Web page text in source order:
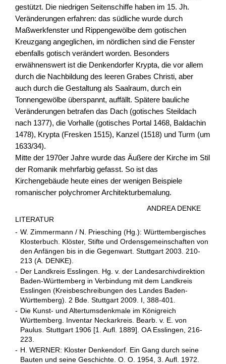
gestützt. Die niedrigen Seitenschiffe haben im 15. Jh.
Veränderungen erfahren: das südliche wurde durch
Maßwerkfenster und Rippengewölbe dem gotischen
Kreuzgang angeglichen, im nördlichen sind die Fenster
ebenfalls gotisch verändert worden. Besonders
erwähnenswert ist die Denkendorfer Krypta, die vor allem
durch die Nachbildung des leeren Grabes Christi, aber
auch durch die Gestaltung als Saalraum, durch ein
Tonnengewölbe überspannt, auffällt. Spätere bauliche
Veränderungen betrafen das Dach (gotisches Steildach
nach 1377), die Vorhalle (gotisches Portal 1468, Baldachin
1478), Krypta (Fresken 1515), Kanzel (1518) und Turm (um
1633/34).
Mitte der 1970er Jahre wurde das Äußere der Kirche im Stil
der Romanik mehrfarbig gefasst. So ist das
Kirchengebäude heute eines der wenigen Beispiele
romanischer polychromer Architekturbemalung.
ANDREA DENKE
LITERATUR
- W. Zimmermann / N. Priesching (Hg.): Württembergisches
Klosterbuch. Klöster, Stifte und Ordensgemeinschaften von
den Anfängen bis in die Gegenwart. Stuttgart 2003. 210-
213 (A. DENKE).
- Der Landkreis Esslingen. Hg. v. der Landesarchivdirektion
Baden-Württemberg in Verbindung mit dem Landkreis
Esslingen (Kreisbeschreibungen des Landes Baden-
Württemberg). 2 Bde. Stuttgart 2009. I, 388-401.
- Die Kunst- und Altertumsdenkmale im Königreich
Württemberg. Inventar Neckarkreis. Bearb. v. E. von
Paulus. Stuttgart 1906 [1. Aufl. 1889]. OA Esslingen, 216-
223.
- H. WERNER: Kloster Denkendorf. Ein Gang durch seine
Bauten und seine Geschichte. O. O. 1954, 3. Aufl. 1972.